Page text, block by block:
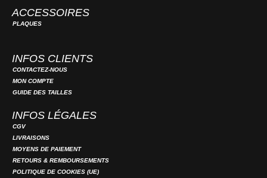
ACCESSOIRES
PLAQUES
INFOS CLIENTS
CONTACTEZ-NOUS
MON COMPTE
GUIDE DES TAILLES
INFOS LÉGALES
CGV
LIVRAISONS
MOYENS DE PAIEMENT
RETOURS & REMBOURSEMENTS
POLITIQUE DE COOKIES (UE)